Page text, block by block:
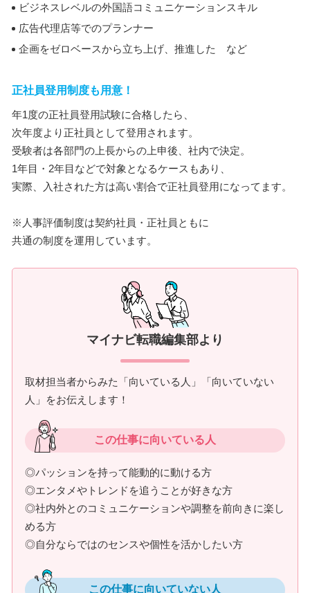
ビジネスレベルの外国語コミュニケーションスキル
広告代理店等でのプランナー
企画をゼロベースから立ち上げ、推進した など
正社員登用制度も用意！
年1度の正社員登用試験に合格したら、
次年度より正社員として登用されます。
受験者は各部門の上長からの上申後、社内で決定。
1年目・2年目などで対象となるケースもあり、
実際、入社された方は高い割合で正社員登用になってます。
※人事評価制度は契約社員・正社員ともに
共通の制度を運用しています。
マイナビ転職編集部より
取材担当者からみた「向いている人」「向いていない
人」をお伝えします！
この仕事に向いている人
◎パッションを持って能動的に動ける方
◎エンタメやトレンドを追うことが好きな方
◎社内外とのコミュニケーションや調整を前向きに楽し
める方
◎自分ならではのセンスや個性を活かしたい方
この仕事に向いていない人